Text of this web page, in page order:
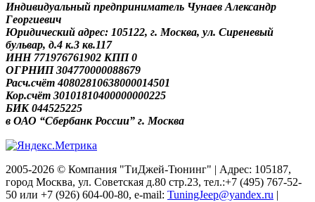
Индивидуальный предприниматель Чунаев Александр
Георгиевич
Юридический адрес: 105122, г. Москва, ул. Сиреневый
бульвар, д.4 к.3 кв.117
ИНН 771976761902 КПП 0
ОГРНИП 304770000088679
Расч.счёт 40802810638000014501
Кор.счёт 30101810400000000225
БИК 044525225
в ОАО “Сбербанк России” г. Москва
2005-2026 © Компания "ТиДжей-Тюнинг" | Адрес: 105187,
город Москва, ул. Советская д.80 стр.23, тел.:+7 (495) 767-52-
50 или +7 (926) 604-00-80, e-mail: TuningJeep@yandex.ru |